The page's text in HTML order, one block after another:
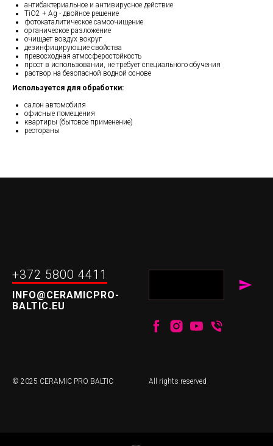
антибактериальное и антивирусное действие
TiO2 + Ag - двойное решение
фотокаталитическое самоочищение
органическое разложение
очищает воздух вокруг
дезинфицирующие свойства
превосходная атмосферостойкость
прост в использовании, не требует специального обучения
раствор на безопасной водной основе
Используется для обработки:
салон автомобиля
офисные помещения
квартиры (бытовое применение)
рестораны
+372 5800 4411
INFO@CERAMICPRO-
BALTIC.EU
© 2025 CERAMIC PRO BALTIC All rights reserved